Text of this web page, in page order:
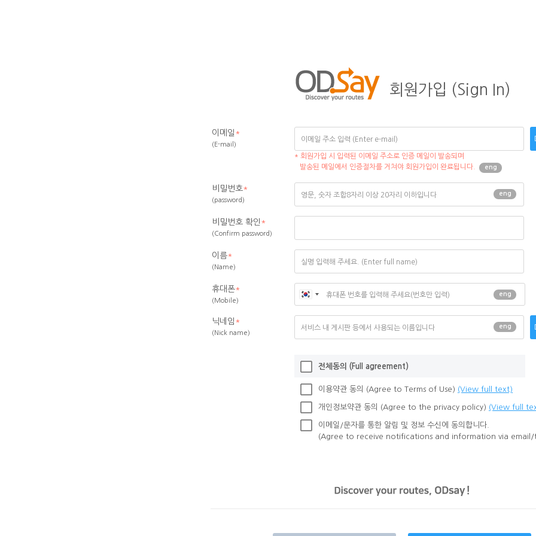
회원가입 (Sign In)
이메일
(E-mail)
*
* 회원가입 시 입력된 이메일 주소로 인증 메일이 발송되며
발송된 메일에서 인증절차를 거쳐야 회원가입이 완료됩니다.
eng
비밀번호
(password)
*
eng
비밀번호 확인
(Confirm password)
*
이름
(Name)
*
휴대폰
(Mobile)
*
eng
닉네임
(Nick name)
*
eng
전체동의 (Full agreement)
이용약관 동의 (Agree to Terms of Use) (View full text)
개인정보약관 동의 (Agree to the privacy policy) (View full
이메일/문자를 통한 알림 및 정보 수신에 동의합니다.
(Agree to receive notifications and information via